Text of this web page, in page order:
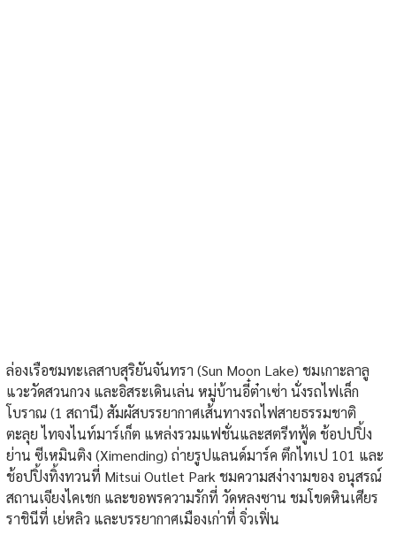
ล่องเรือชมทะเลสาบสุริยันจันทรา (Sun Moon Lake) ชมเกาะลาลู
แวะวัดสวนกวง และอิสระเดินเล่น หมู่บ้านอี๋ต๋าเซ่า นั่งรถไฟเล็ก
โบราณ (1 สถานี) สัมผัสบรรยากาศเส้นทางรถไฟสายธรรมชาติ
ตะลุย ไทจงไนท์มาร์เก็ต แหล่งรวมแฟชั่นและสตรีทฟู้ด ช้อปปปิ้ง
ย่าน ซีเหมินติง (Ximending) ถ่ายรูปแลนด์มาร์ค ตึกไทเป 101 และ
ช้อปปิ้งทิ้งทวนที่ Mitsui Outlet Park ชมความสง่างามของ อนุสรณ์
สถานเจียงไคเชก และขอพรความรักที่ วัดหลงซาน ชมโขดหินเศียร
ราชินีที่ เย่หลิว และบรรยากาศเมืองเก่าที่ จิ่วเฟิ่น